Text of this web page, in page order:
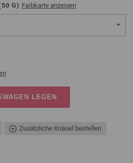
50 G) Farbkarte anzeigen
LEGEN
Zusätzliche Knäuel bestellen